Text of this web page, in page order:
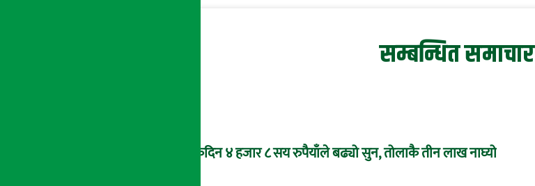
सम्बन्धित समाचार
एकैदिन ४ हजार ८ सय रुपैयाँले बढ्यो सुन, तोलाकै तीन लाख नाघ्यो